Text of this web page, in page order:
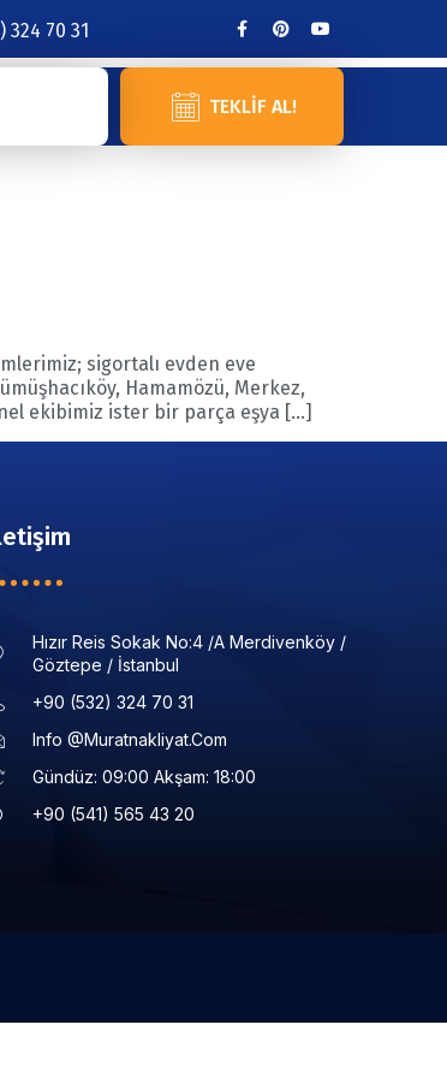
324 70 31
TEKLIF AL!
sigortalı evden eve
Hamamözü, Merkez,
ekibimiz ister bir parça eşya […]
Hızır Reis Sokak No:4 /a Merdivenköy /
Göztepe / İstanbul
+90 (532) 324 70 31
Info @muratnakliyat.com
Gündüz: 09:00 Akşam: 18:00
+90 (541) 565 43 20